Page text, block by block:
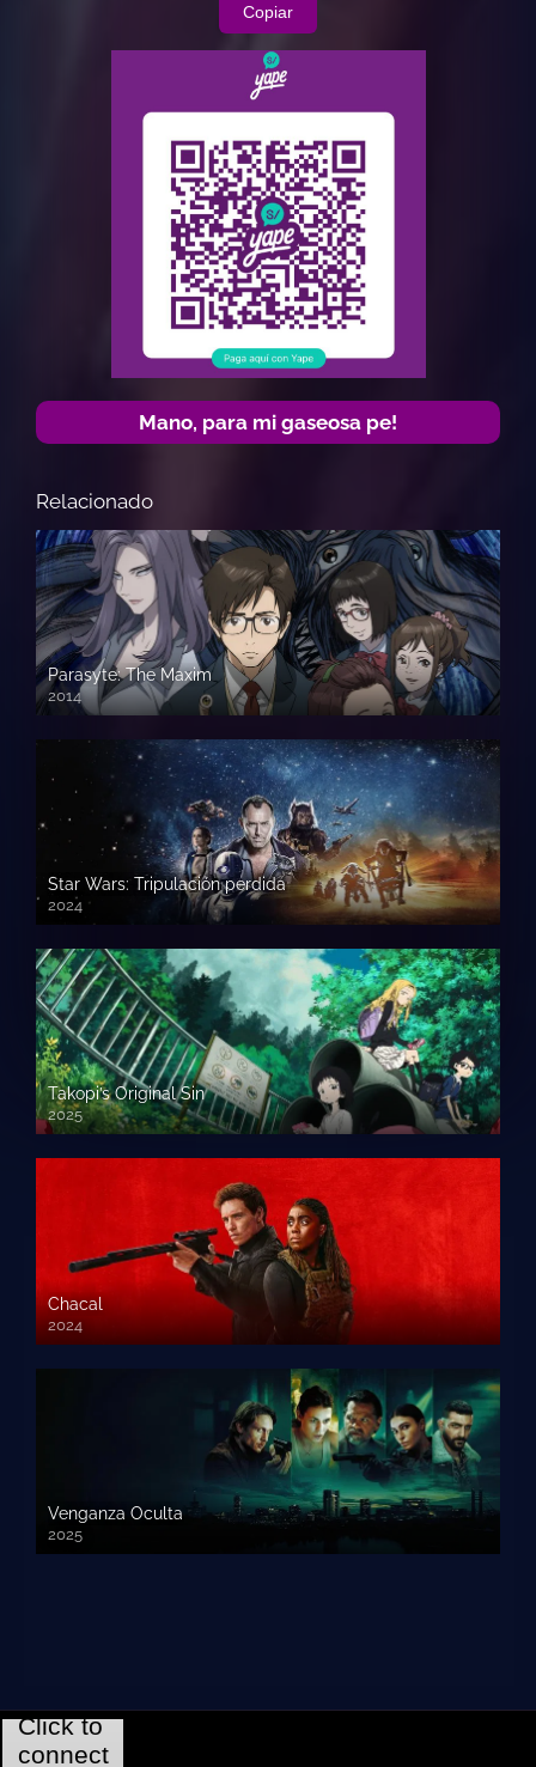
Copiar
Mano, para mi gaseosa pe!
Relacionado
Parasyte: The Maxim
2014
Star Wars: Tripulación perdida
2024
Takopi’s Original Sin
2025
Chacal
2024
Venganza Oculta
2025